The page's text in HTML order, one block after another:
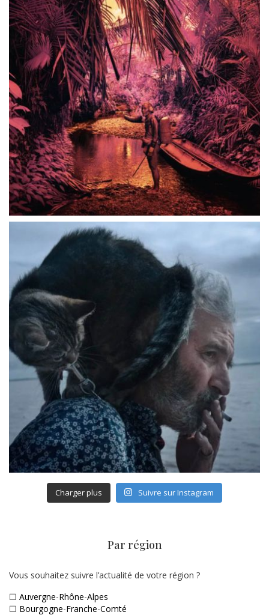
Charger plus Suivre sur Instagram
Par région
Vous souhaitez suivre l’actualité de votre région ?
☐ Auvergne-Rhône-Alpes
☐ Bourgogne-Franche-Comté